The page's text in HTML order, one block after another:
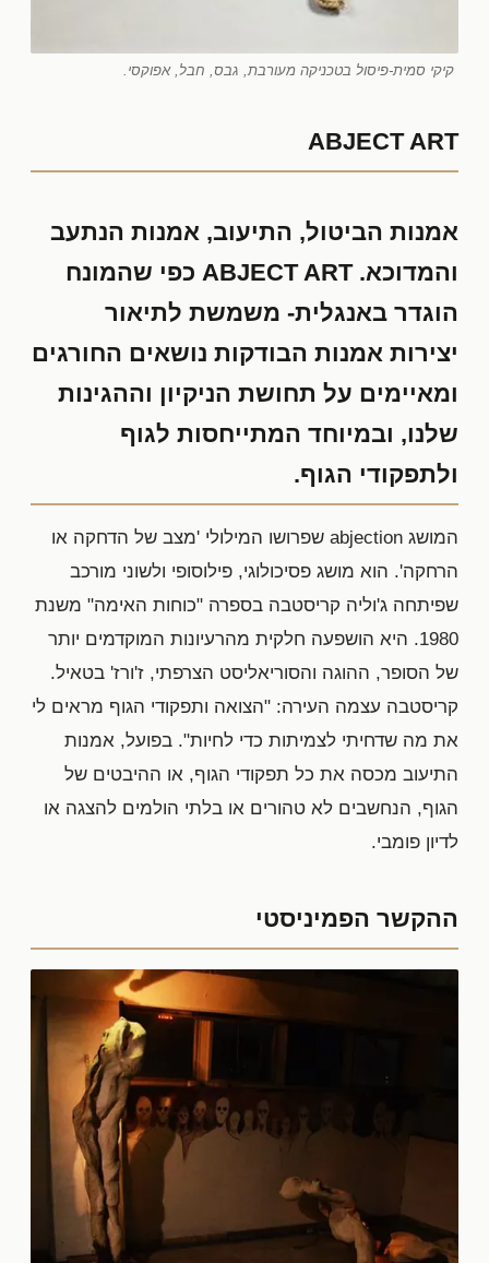
קיקי סמית-פיסול בטכניקה מעורבת, גבס, חבל, אפוקסי.
ABJECT ART
אמנות הביטול, התיעוב, אמנות הנתעב
והמדוכא. ABJECT ART כפי שהמונח
הוגדר באנגלית- משמשת לתיאור
יצירות אמנות הבודקות נושאים החורגים
ומאיימים על תחושת הניקיון וההגינות
שלנו, ובמיוחד המתייחסות לגוף
ולתפקודי הגוף.
המושג abjection שפרושו המילולי 'מצב של הדחקה או
הרחקה'. הוא מושג פסיכולוגי, פילוסופי ולשוני מורכב
שפיתחה ג'וליה קריסטבה בספרה "כוחות האימה" משנת
1980. היא הושפעה חלקית מהרעיונות המוקדמים יותר
של הסופר, ההוגה והסוריאליסט הצרפתי, ז'ורז' בטאיל.
קריסטבה עצמה העירה: "הצואה ותפקודי הגוף מראים לי
את מה שדחיתי לצמיתות כדי לחיות". בפועל, אמנות
התיעוב מכסה את כל תפקודי הגוף, או ההיבטים של
הגוף, הנחשבים לא טהורים או בלתי הולמים להצגה או
לדיון פומבי.
ההקשר הפמיניסטי